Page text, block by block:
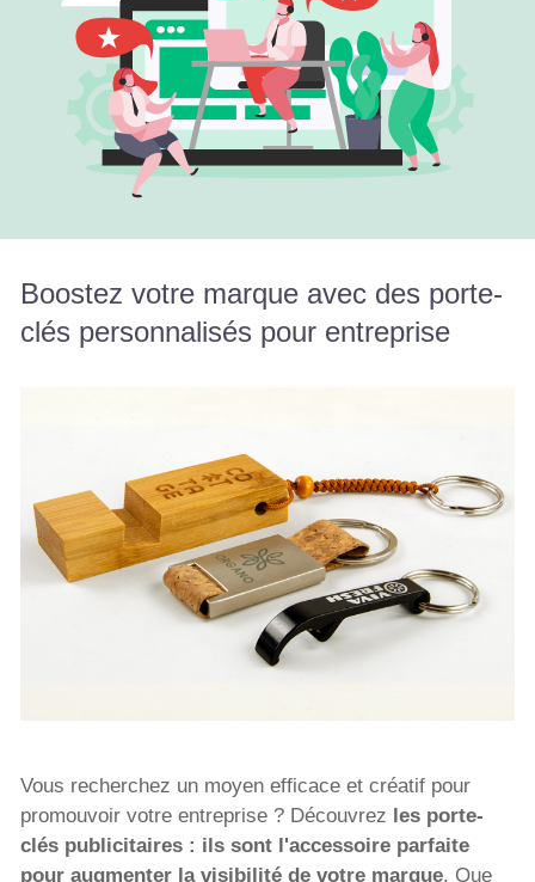
Boostez votre marque avec des porte-
clés personnalisés pour entreprise
Vous recherchez un moyen efficace et créatif pour
promouvoir votre entreprise ? Découvrez les porte-
clés publicitaires : ils sont l'accessoire parfaite
pour augmenter la visibilité de votre marque. Que